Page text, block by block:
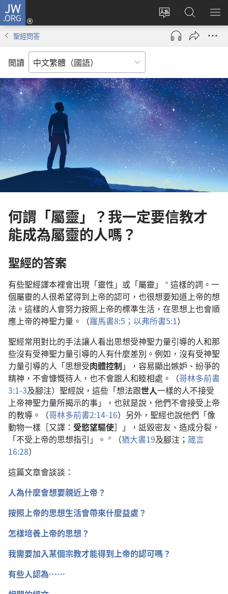
JW.ORG
更
改
網
言
登
入
（開
窗）
搜
尋
JW.ORG
顯
聖經問答
閲讀
何謂「屬靈」？我一定要信教才
能成為屬靈的人嗎？
聖經的答案
有些聖經譯本裡會出現「靈性」或「屬靈」 a這樣的詞。一
個屬靈的人很希望得到上帝的認可，也很想要知道上帝的想
法。這樣的人會努力按照上帝的標準生活，在思想上也會順
應上帝的神聖力量。（羅馬書8:5； 以弗所書5:1）
聖經常用對比的手法讓人看出思想受神聖力量引導的人和那
些沒有受神聖力量引導的人有什麼差別。例如，沒有受神聖
力量引導的人「思想受肉體控制 」，容易顯出嫉妒、紛爭的
精神，不會慷慨待人，也不會跟人和睦相處。（哥林多前書
3:1-3及腳注）聖經說，這些「想法跟世人一樣的人不接受
上帝神聖力量所揭示的事」，也就是說，他們不會接受上帝
的教導。（哥林多前書2:14-16）另外，聖經也說他們「像
動物一樣［又譯： 受慾望驅使］」，詆毀密友、造成分裂，
「不受上帝的思想指引」。 b （猶大書19及腳注； 箴言
16:28）
這篇文章會談談：
人為什麼會想要親近上帝？
按照上帝的思想生活會帶來什麼益處？
怎樣培養上帝的思想？
我需要加入某個宗教才能得到上帝的認可嗎？
有些人認為……